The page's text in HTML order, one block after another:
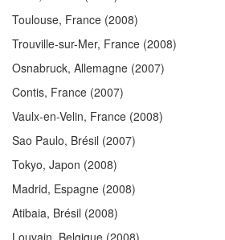
Toulouse, France (2008)
Trouville-sur-Mer, France (2008)
Osnabruck, Allemagne (2007)
Contis, France (2007)
Vaulx-en-Velin, France (2008)
Sao Paulo, Brésil (2007)
Tokyo, Japon (2008)
Madrid, Espagne (2008)
Atibaia, Brésil (2008)
Louvain, Belgique (2008)